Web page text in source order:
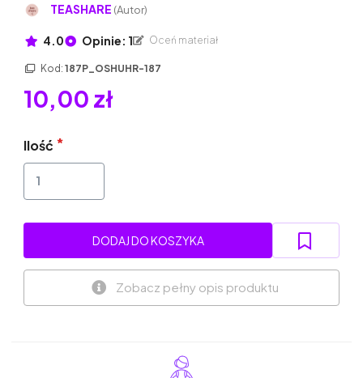
TEASHARE (Autor)
4.0 Opinie: 1 Oceń materiał
Kod: 187P_OSHUHR-187
10,00 zł
Ilość
DODAJ DO KOSZYKA
Zobacz pełny opis produktu